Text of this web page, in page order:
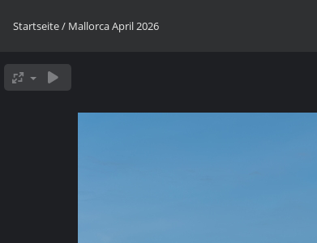
Startseite/ Mallorca April 2026